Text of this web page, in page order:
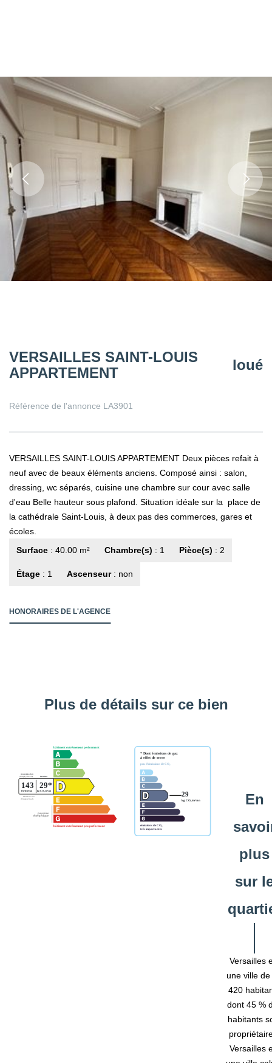
VERSAILLES SAINT-LOUIS
APPARTEMENT
loué
Référence de l'annonce LA3901
VERSAILLES SAINT-LOUIS APPARTEMENT Deux pièces refait à
neuf avec de beaux éléments anciens. Composé ainsi : salon,
dressing, wc séparés, cuisine une chambre sur cour avec salle
d'eau Belle hauteur sous plafond. Situation idéale sur la place de
la cathédrale Saint-Louis, à deux pas des commerces, gares et
écoles.
Surface : 40.00 m² Chambre(s) : 1 Pièce(s) : 2
Étage : 1 Ascenseur: non
HONORAIRES DE L'AGENCE
Plus de détails sur ce bien
En
plus
sur
Versailles
une ville de
420
dont 45 %
habitants
Versailles